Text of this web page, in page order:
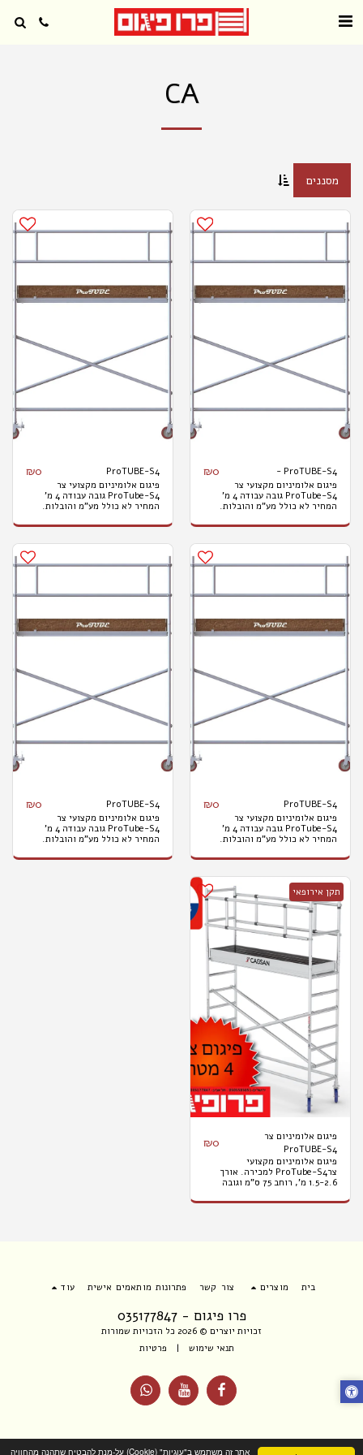
אתר זה משתמש ב"עוגיות" (Cookie) על-מנת להבטיח שתהנה מהחוויה
CA
מסננים
ProTUBE-S4 -
₪0
פיגום אלומיניום מקצועי צר
ProTube-S4 גובה עבודה 4 מ'
המחיר לא כולל מע"מ והובלות.
ProTUBE-S4
₪0
פיגום אלומיניום מקצועי צר
ProTube-S4 גובה עבודה 4 מ'
המחיר לא כולל מע"מ והובלות.
ProTUBE-S4
₪0
פיגום אלומיניום מקצועי צר
ProTube-S4 גובה עבודה 4 מ'
המחיר לא כולל מע"מ והובלות.
ProTUBE-S4
₪0
פיגום אלומיניום מקצועי צר
ProTube-S4 גובה עבודה 4 מ'
המחיר לא כולל מע"מ והובלות.
תקן אירופאי
פיגום אלומיניום צר
ProTUBE-S4
₪0
פיגום אלומיניום מקצועי
צרProTube-S4 למכירה. אורך
1.5-2.6 מ', רוחב 75 ס"מ וגובה
הובלות והרכבות.
פרו פיגום - 035177847
זכויות יוצרים © 2026 כל הזכויות שמורות
תנאי שימוש | פרטיות
בית מוצרים צור קשר פתרונות מותאמים אישית עוד